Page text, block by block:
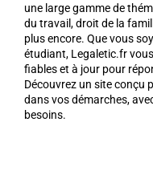
une large gamme de
du travail, droit de la
plus encore. Que vous
étudiant, Legaletic.fr
fiables et à jour pour
Découvrez un site conçu
dans vos démarches,
besoins.